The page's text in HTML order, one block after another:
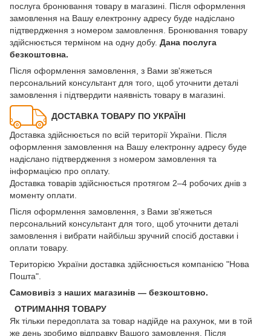
послуга бронювання товару в магазині. Після оформлення
замовлення на Вашу електронну адресу буде надіслано
підтвердження з номером замовлення. Бронювання товару
здійснюється терміном на одну добу. Дана послуга
безкоштовна.
Після оформлення замовлення, з Вами зв'яжеться
персональний консультант для того, щоб уточнити деталі
замовлення і підтвердити наявність товару в магазині.
ДОСТАВКА ТОВАРУ ПО УКРАЇНІ
Доставка здійснюється по всій території України. Після
оформлення замовлення на Вашу електронну адресу буде
надіслано підтвердження з номером замовлення та
інформацією про оплату.
Доставка товарів здійснюється протягом 2–4 робочих днів з
моменту оплати.
Після оформлення замовлення, з Вами зв'яжеться
персональний консультант для того, щоб уточнити деталі
замовлення і вибрати найбільш зручний спосіб доставки і
оплати товару.
Територією України доставка здійснюється компанією "Нова
Пошта".
Самовивіз з наших магазинів — безкоштовно.
ОТРИМАННЯ ТОВАРУ
Як тільки передоплата за товар надійде на рахунок, ми в той
же день зробимо відправку Вашого замовлення. Після